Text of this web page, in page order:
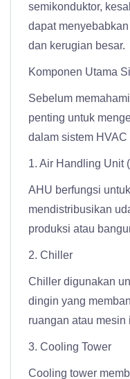
semikonduktor,
dapat
dan kerugian besar.
Komponen Utama
Sebelum
penting untuk
dalam sistem HVAC
1. Air Handling Unit
AHU berfungsi
mendistribusikan
produksi atau
2. Chiller
Chiller digunakan
dingin yang
ruangan atau mesin
3. Cooling Tower
Cooling tower